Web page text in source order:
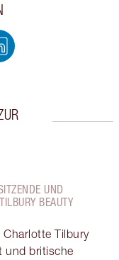
UND
BEAUTY
Tilbury
und britische